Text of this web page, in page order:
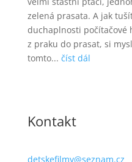
zelená prasata. A jak
duchaplnosti počítačové
z praku do prasat, si
tomto... číst dál
Kontakt
detskefilmy@seznam.cz